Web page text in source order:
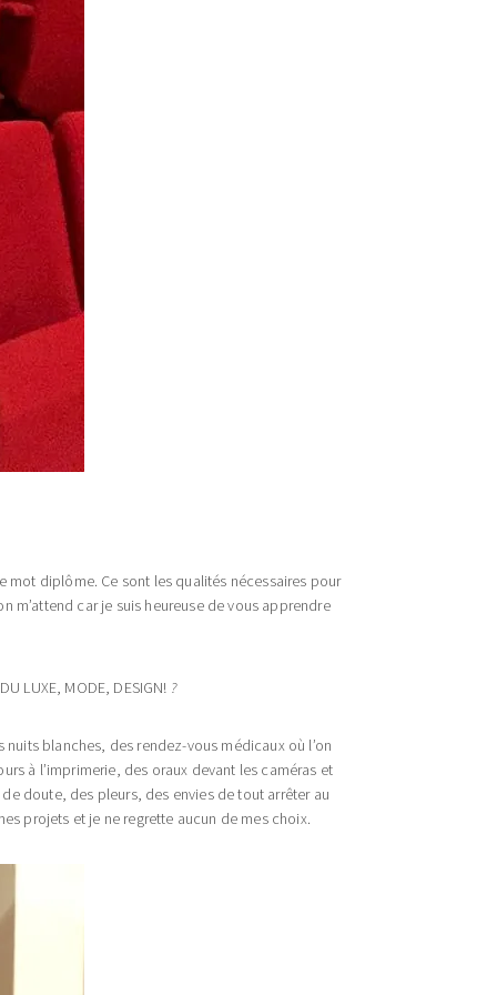
mot diplôme. Ce sont les qualités nécessaires pour
m’attend car je suis heureuse de vous apprendre
LUXE, MODE, DESIGN! ?
blanches, des rendez-vous médicaux où l’on
à l’imprimerie, des oraux devant les caméras et
doute, des pleurs, des envies de tout arrêter au
projets et je ne regrette aucun de mes choix.